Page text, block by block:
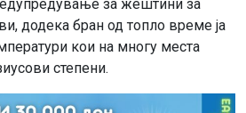
за жештини за
додека бран од топло време ја
кои на многу места
степени.